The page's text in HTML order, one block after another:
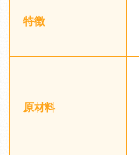
特徴
原材料